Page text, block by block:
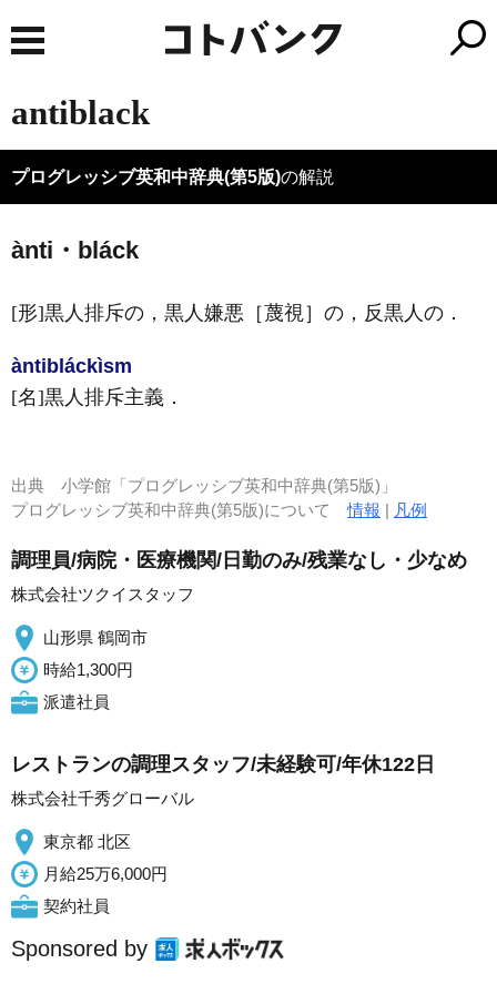
antiblack
プログレッシブ英和中辞典(第5版)の解説
ànti・bláck
[形]黒人排斥の，黒人嫌悪［蔑視］の，反黒人の ．
àntibláckìsm
[名]黒人排斥主義 ．
出典 小学館「プログレッシブ英和中辞典(第5版)」
プログレッシブ英和中辞典(第5版)について情報 | 凡例
調理員/病院・医療機関/日勤のみ/残業なし・少なめ
株式会社ツクイスタッフ
山形県 鶴岡市
時給1,300円
派遣社員
レストランの調理スタッフ/未経験可/年休122日
株式会社千秀グローバル
東京都 北区
月給25万6,000円
契約社員
Sponsored by